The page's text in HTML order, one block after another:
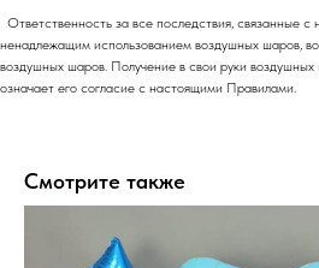
Ответственность за все последствия, связанные
ненадлежащим использованием воздушных шаров,
воздушных шаров. Получение в свои руки
означает его согласие с настоящими Правилами.
Смотрите также